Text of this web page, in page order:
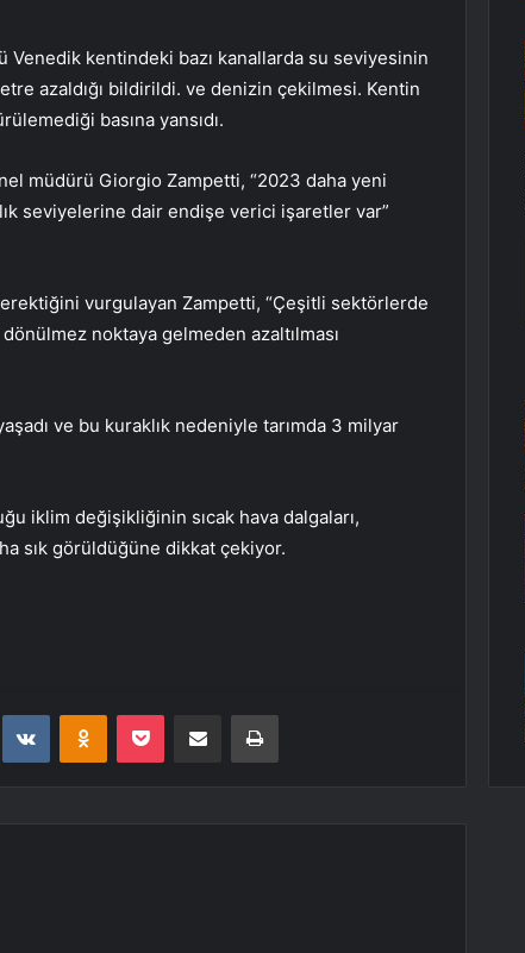
Venedik kentindeki bazı kanallarda su seviyesinin
azaldığı bildirildi. ve denizin çekilmesi. Kentin
basına yansıdı.
müdürü Giorgio Zampetti, “2023 daha yeni
seviyelerine dair endişe verici işaretler var”
vurgulayan Zampetti, “Çeşitli sektörlerde
noktaya gelmeden azaltılması
ve bu kuraklık nedeniyle tarımda 3 milyar
iklim değişikliğinin sıcak hava dalgaları,
sık görüldüğüne dikkat çekiyor.
VKontakteOdnoklassniki
Pocket E-Posta ile paylaş Yazdır